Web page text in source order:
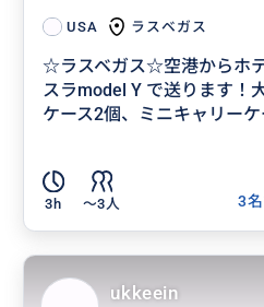
USA ラスベガス
☆ラスベガス☆空港からホ
スラmodel Y で送ります
ケース2個、ミニキャリー
3h 〜3人
3
ukkeein